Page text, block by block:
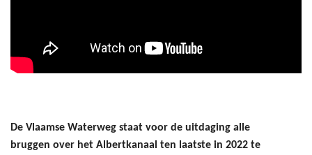
De Vlaamse Waterweg staat voor de uitdaging alle
bruggen over het Albertkanaal ten laatste in 2022 te